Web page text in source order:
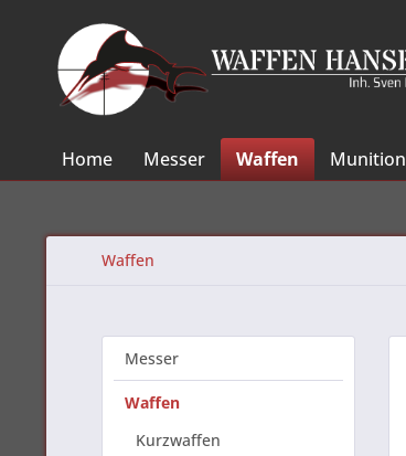
Home Messer Waffen Munition
Waffen
Messer
Waffen
Kurzwaffen